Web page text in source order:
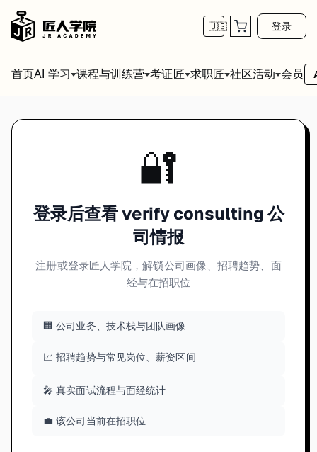
🇺🇸 登录
首页AI 学习 课程与训练营 考证匠 求职匠 社区活动 会员
🔐
登录后查看 verify consulting 公
司情报
注册或登录匠人学院，解锁公司画像、招聘趋势、面
经与在招职位
🏢 公司业务、技术栈与团队画像
📈 招聘趋势与常见岗位、薪资区间
🎤 真实面试流程与面经统计
💼 该公司当前在招职位